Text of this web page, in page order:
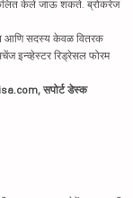
केले जाऊ शकते. ब्रोकरेज
आणि सदस्य केवळ वितरक
इन्व्हेस्टर रिड्रेसल फोरम
सपोर्ट डेस्क